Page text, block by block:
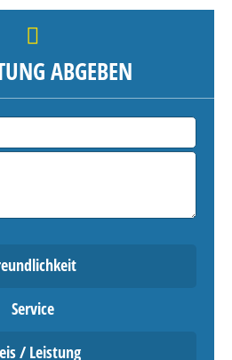
ABGEBEN
Service
/ Leistung